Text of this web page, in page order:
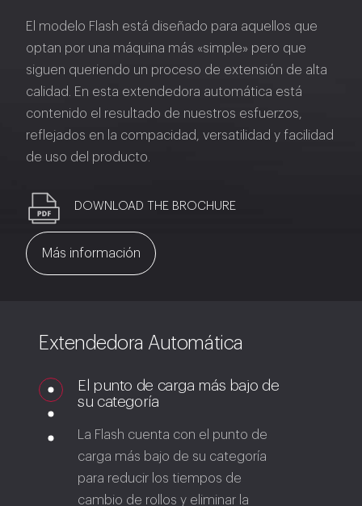
El modelo Flash está diseñado para aquellos que
optan por una máquina más «simple» pero que
siguen queriendo un proceso de extensión de alta
calidad. En esta extendedora automática está
contenido el resultado de nuestros esfuerzos,
reflejados en la compacidad, versatilidad y facilidad
de uso del producto.
DOWNLOAD THE BROCHURE
Más información
Extendedora Automática
El punto de carga más bajo de
su categoría
La Flash cuenta con el punto de
carga más bajo de su categoría
para reducir los tiempos de
cambio de rollos y eliminar la